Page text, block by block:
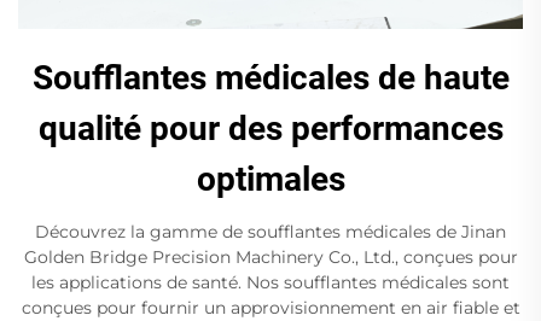
Soufflantes médicales de haute
qualité pour des performances
optimales
Découvrez la gamme de soufflantes médicales de Jinan
Golden Bridge Precision Machinery Co., Ltd., conçues pour
les applications de santé. Nos soufflantes médicales sont
conçues pour fournir un approvisionnement en air fiable et